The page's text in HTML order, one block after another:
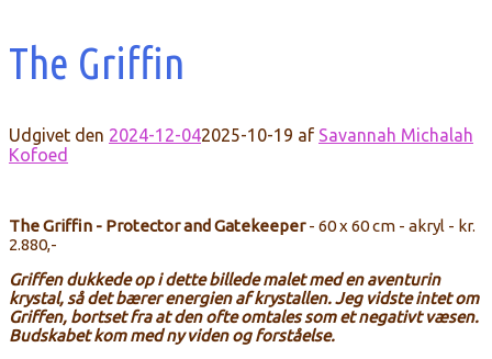
The Griffin
Udgivet den 2024-12-042025-10-19 af Savannah Michalah
Kofoed
The Griffin - Protector and Gatekeeper- 60 x 60 cm - akryl - kr.
2.880,-
Griffen dukkede op i dette billede malet med en aventurin
krystal, så det bærer energien af krystallen.Jeg vidste intet om
Griffen, bortset fra at den ofte omtales som et negativt væsen.
Budskabet kom med nyviden og forståelse.